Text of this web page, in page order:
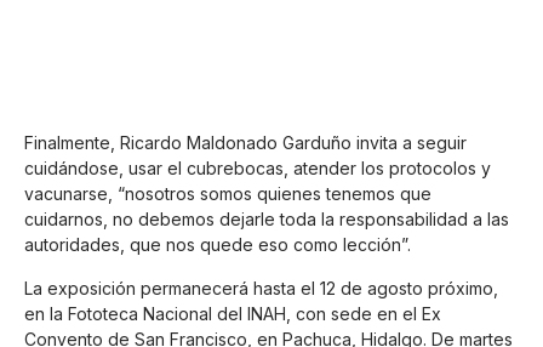
Finalmente, Ricardo Maldonado Garduño invita a seguir
cuidándose, usar el cubrebocas, atender los protocolos y
vacunarse, “nosotros somos quienes tenemos que
cuidarnos, no debemos dejarle toda la responsabilidad a las
autoridades, que nos quede eso como lección”.
La exposición permanecerá hasta el 12 de agosto próximo,
en la Fototeca Nacional del INAH, con sede en el Ex
Convento de San Francisco, en Pachuca, Hidalgo. De martes